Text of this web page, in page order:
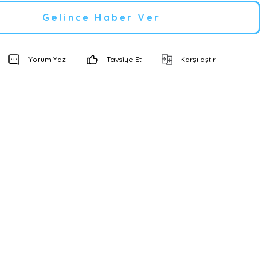
Gelince Haber Ver
Yorum Yaz Tavsiye Et Karşılaştır